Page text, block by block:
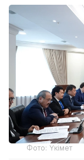
Фото: Үкімет